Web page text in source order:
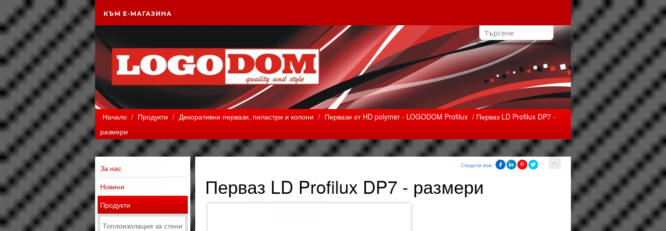
КЪМ Е-МАГАЗИНА
Начало / Продукти / Декоративни первази, пиластри и колони / Первази от HD polymer - LOGODOM Profilux / Перваз LD Profilux DP7 -
размери
За нас
Новини
Продукти
Топлоизолация за стени
Сподели във:
Перваз LD Profilux DP7 - размери